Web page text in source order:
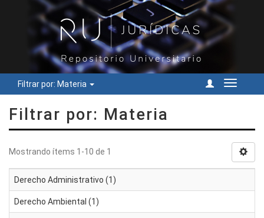
Filtrar por: Materia
Cambiar
Filtrar por: Materia
Mostrando ítems 1-10 de 1
Derecho Administrativo (1)
Derecho Ambiental (1)